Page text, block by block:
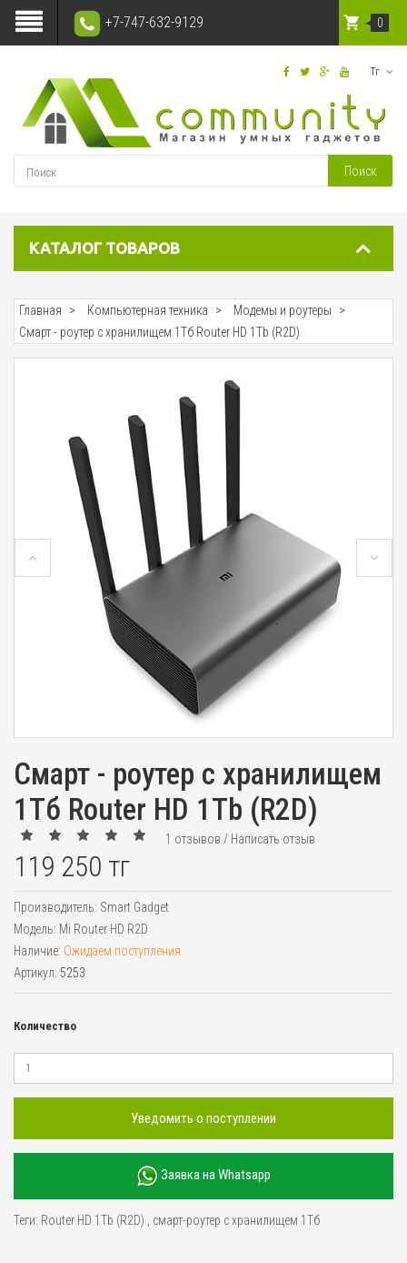
+7-747-632-9129
Тг
Поиск
0
КАТАЛОГ ТОВАРОВ
Главная Компьютерная техника
Модемы и роутеры
Смарт - роутер с хранилищем 1Тб Router HD 1Tb (R2D)
Смарт - роутер с хранилищем
1Тб Router HD 1Tb (R2D)
1 отзывов / Написать отзыв
119 250 тг
Производитель: Smart Gadget
Модель: Mi Router HD R2D
Наличие: Ожидаем поступления
Артикул: 5253
Количество
Уведомить о поступлении
Заявка на Whatsapp
Теги: Router HD 1Tb (R2D) смарт-роутер с хранилищем 1Тб